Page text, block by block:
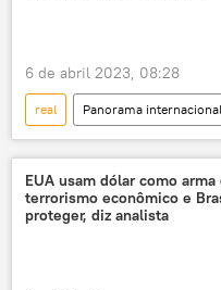
Arábia Saudita
6 de abril 2023, 08:28
real Panorama internacional
yuan
China
Brasil
comércio
comércio internacional
EUA usam dólar como arma
terrorismo econômico e
proteger, diz analista